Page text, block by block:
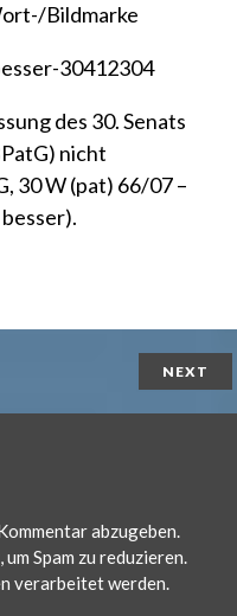
Bildmarke
des 30. Senats
nicht
30 W (pat) 66/07 –
).
NEXT
abzugeben.
Spam zu reduzieren.
verarbeitet werden.